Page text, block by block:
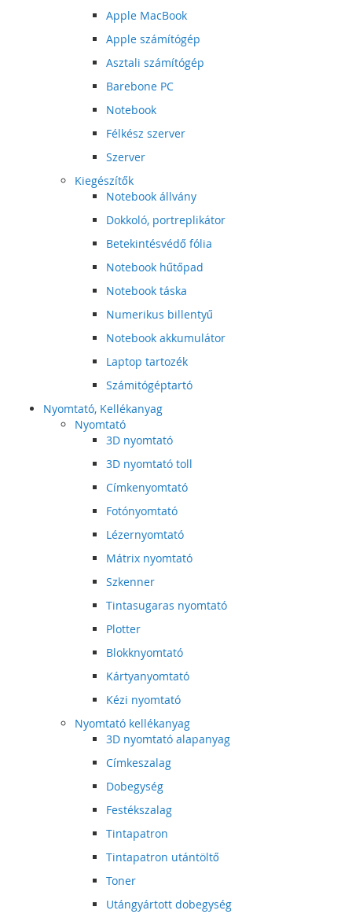
Apple MacBook
Apple számítógép
Asztali számítógép
Barebone PC
Notebook
Félkész szerver
Szerver
Kiegészítők
Notebook állvány
Dokkoló, portreplikátor
Betekintésvédő fólia
Notebook hűtőpad
Notebook táska
Numerikus billentyű
Notebook akkumulátor
Laptop tartozék
Számitógéptartó
Nyomtató, Kellékanyag
Nyomtató
3D nyomtató
3D nyomtató toll
Címkenyomtató
Fotónyomtató
Lézernyomtató
Mátrix nyomtató
Szkenner
Tintasugaras nyomtató
Plotter
Blokknyomtató
Kártyanyomtató
Kézi nyomtató
Nyomtató kellékanyag
3D nyomtató alapanyag
Címkeszalag
Dobegység
Festékszalag
Tintapatron
Tintapatron utántöltő
Toner
Utángyártott dobegység